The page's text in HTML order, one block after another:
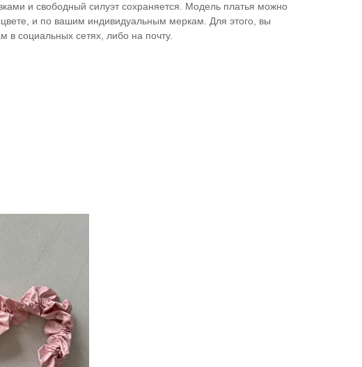
и свободный силуэт сохраняется. Модель платья можно
цвете, и по вашим индивидуальным меркам. Для этого, вы
в социальных сетях, либо на почту.